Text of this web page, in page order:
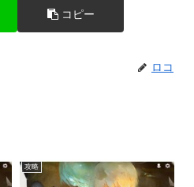
コピー
ロコ
攻略